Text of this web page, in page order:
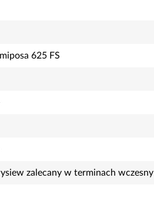
625 FS
zalecany w terminach